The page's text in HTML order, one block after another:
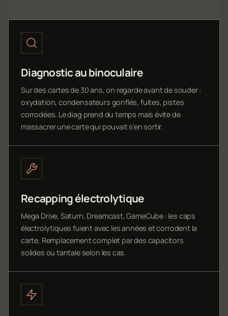
Diagnostic au binoculaire
Sur des cartes de 30 ans, on regarde avant de souder :
oxydation, condensateurs gonflés, fuites, pistes
corrodées. Le diag prend du temps mais évite de
massacrer une carte qui pouvait s'en sortir.
Recapping électrolytique
Mega Drive, Saturn, Dreamcast, GameCube : les caps
électrolytiques fuient avec les années et corrodent la
carte. Remplacement complet par des capacitors
solides ou tantale selon les cas.